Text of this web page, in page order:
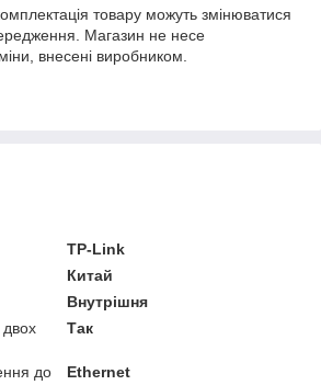
товару можуть змінюватися
Магазин не несе
внесені виробником.
TP-Link
Китай
Внутрішня
двох
Так
до
Ethernet